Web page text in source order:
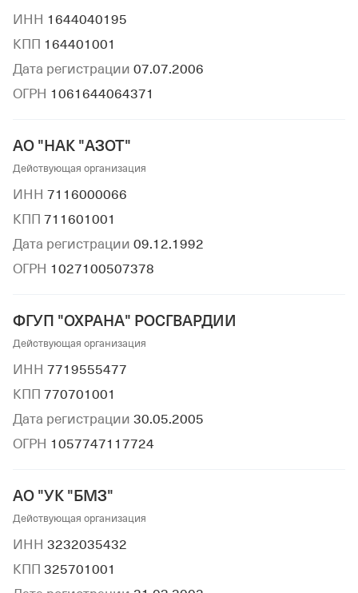
ИНН 1644040195
КПП 164401001
Дата регистрации 07.07.2006
ОГРН 1061644064371
АО "НАК "АЗОТ"
Действующая организация
ИНН 7116000066
КПП 711601001
Дата регистрации 09.12.1992
ОГРН 1027100507378
ФГУП "ОХРАНА" РОСГВАРДИИ
Действующая организация
ИНН 7719555477
КПП 770701001
Дата регистрации 30.05.2005
ОГРН 1057747117724
АО "УК "БМЗ"
Действующая организация
ИНН 3232035432
КПП 325701001